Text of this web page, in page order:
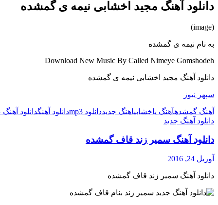
دانلود آهنگ مجید اخشابی نیمه ی گمشده
(image)
به نام نیمه ی گمشده
Download New Music By Called Nimeye Gomshodeh
دانلود آهنگ مجید اخشابی نیمه ی گمشده
سپهر نیوز
آهنگ گمشدهآهنگ یاخشابیاهنگ جدیددانلود mp3 دانلود آهنگدانلود آهنگ
دانلود آهنگ جدید
دانلود آهنگ سمیر زند قاف گمشده
آوریل 24, 2016
دانلود آهنگ سمیر زند قاف گمشده